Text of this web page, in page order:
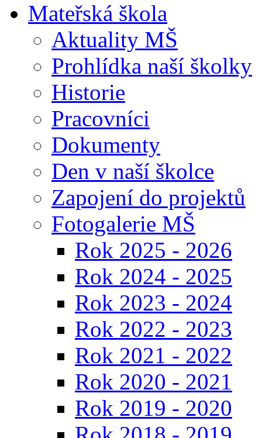
Mateřská škola
Aktuality MŠ
Prohlídka naší školky
Historie
Pracovníci
Dokumenty
Den v naší školce
Zapojení do projektů
Fotogalerie MŠ
Rok 2025 - 2026
Rok 2024 - 2025
Rok 2023 - 2024
Rok 2022 - 2023
Rok 2021 - 2022
Rok 2020 - 2021
Rok 2019 - 2020